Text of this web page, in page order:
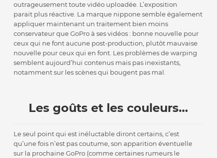
outrageusement toute vidéo uploadée. L’exposition
parait plus réactive. La marque nippone semble également
appliquer maintenant un traitement bien moins
conservateur que GoPro à ses vidéos : bonne nouvelle pour
ceux qui ne font aucune post-production, plutôt mauvaise
nouvelle pour ceux qui en font. Les problèmes de warping
semblent aujourd’hui contenus mais pas inexistants,
notamment sur les scènes qui bougent pas mal.
Les goûts et les couleurs…
Le seul point qui est inéluctable diront certains, c’est
qu’une fois n’est pas coutume, son apparition éventuelle
sur la prochaine GoPro (comme certaines rumeurs le